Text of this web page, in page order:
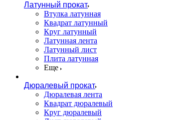
Латунный прокат
Втулка латунная
Квадрат латунный
Круг латунный
Латунная лента
Латунный лист
Плита латунная
Еще
Дюралевый прокат
Дюралевая лента
Квадрат дюралевый
Круг дюралевый